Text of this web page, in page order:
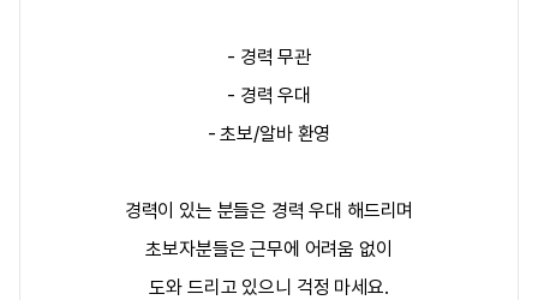
- 경력 무관
- 경력 우대
- 초보/알바 환영
경력이 있는 분들은 경력 우대 해드리며
초보자분들은 근무에 어려움 없이
도와 드리고 있으니 걱정 마세요.